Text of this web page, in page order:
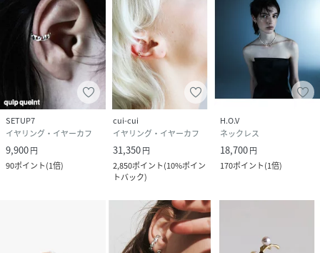
SETUP7
イヤリング・イヤーカフ
9,900円
90ポイント(1倍)
cui-cui
イヤリング・イヤーカフ
31,350円
2,850ポイント(10%ポイン
トバック)
H.O.V
ネックレス
18,700円
170ポイント(1倍)